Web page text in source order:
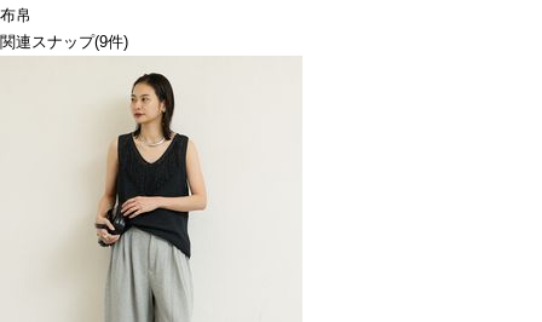
布帛
関連スナップ(9件)